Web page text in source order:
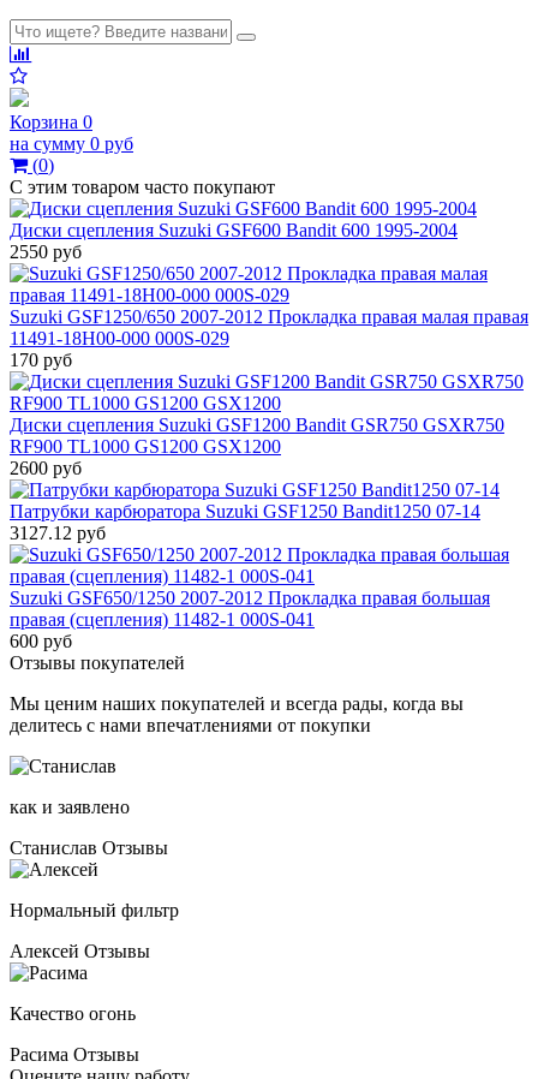
Корзина 0
на сумму 0 руб
(0)
С этим товаром часто покупают
Диски сцепления Suzuki GSF600 Bandit 600 1995-2004
2550 руб
Suzuki GSF1250/650 2007-2012 Прокладка правая малая правая
11491-18H00-000 000S-029
170 руб
Диски сцепления Suzuki GSF1200 Bandit GSR750 GSXR750
RF900 TL1000 GS1200 GSX1200
2600 руб
Патрубки карбюратора Suzuki GSF1250 Bandit1250 07-14
3127.12 руб
Suzuki GSF650/1250 2007-2012 Прокладка правая большая
правая (сцепления) 11482-1 000S-041
600 руб
Отзывы покупателей
Мы ценим наших покупателей и всегда рады, когда вы
делитесь с нами впечатлениями от покупки
как и заявлено
Станислав Отзывы
Нормальный фильтр
Алексей Отзывы
Качество огонь
Расима Отзывы